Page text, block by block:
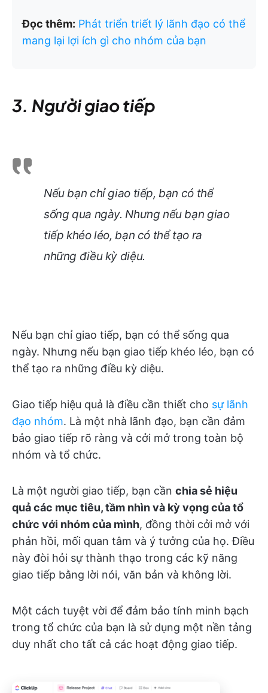
Đọc thêm: Phát triển triết lý lãnh đạo có thể
mang lại lợi ích gì cho nhóm của bạn
3. Người giao tiếp
Nếu bạn chỉ giao tiếp, bạn có thể
sống qua ngày. Nhưng nếu bạn giao
tiếp khéo léo, bạn có thể tạo ra
những điều kỳ diệu.
Nếu bạn chỉ giao tiếp, bạn có thể sống qua
ngày. Nhưng nếu bạn giao tiếp khéo léo, bạn có
thể tạo ra những điều kỳ diệu.
Giao tiếp hiệu quả là điều cần thiết cho sự lãnh
đạo nhóm. Là một nhà lãnh đạo, bạn cần đảm
bảo giao tiếp rõ ràng và cởi mở trong toàn bộ
nhóm và tổ chức.
Là một người giao tiếp, bạn cần chia sẻ hiệu
quả các mục tiêu, tầm nhìn và kỳ vọng của tổ
chức với nhóm của mình, đồng thời cởi mở với
phản hồi, mối quan tâm và ý tưởng của họ. Điều
này đòi hỏi sự thành thạo trong các kỹ năng
giao tiếp bằng lời nói, văn bản và không lời.
Một cách tuyệt vời để đảm bảo tính minh bạch
trong tổ chức của bạn là sử dụng một nền tảng
duy nhất cho tất cả các hoạt động giao tiếp.